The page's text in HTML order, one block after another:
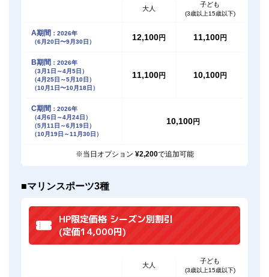
大人
子ども
(3歳以上15歳以下)
A期間 ：2026年
（6月20日〜9月30日）
12,100円 11,100円
B期間 ：2026年
（3月1日～4月5日）
（4月25日～5月10日）
（10月1日〜10月18日）
11,100円 10,100円
C期間 ：2026年
（4月6日～4月24日）
（5月11日～6月19日）
（10月19日～11月30日）
10,100円
※当日オプション ¥2,200で追加可能
■マリンスポーツ3種
HP限定価格 シーズン別割引
(定価14,000円)
大人
子ども
(3歳以上15歳以下)